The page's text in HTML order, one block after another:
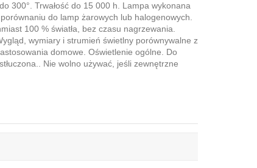
300°. Trwałość do 15 000 h. Lampa wykonana
do lamp żarowych lub halogenowych.
100 % światła, bez czasu nagrzewania.
wymiary i strumień świetlny porównywalne z
domowe. Oświetlenie ogólne. Do
Nie wolno używać, jeśli zewnętrzne